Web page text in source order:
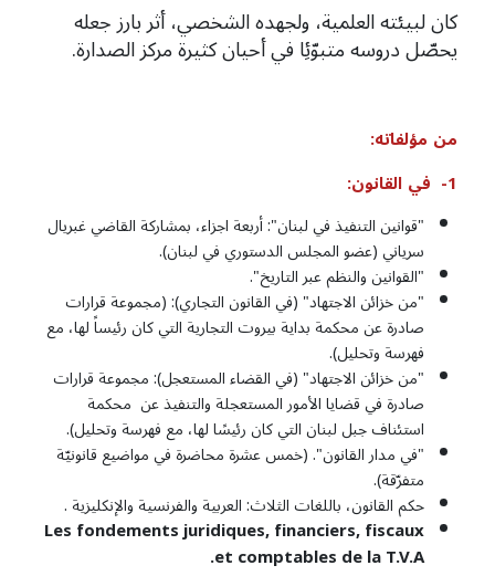
كان لبيئته العلمية، ولجهده الشخصي، أثر بارز جعله
يحصّل دروسه متبوّئِا في أحيان كثيرة مركز الصدارة.
من مؤلفاته:
1- في القانون:
"قوانين التنفيذ في لبنان": أربعة اجزاء، بمشاركة القاضي غبريال
سرياني (عضو المجلس الدستوري في لبنان).
"القوانين والنظم عبر التاريخ".
"من خزائن الاجتهاد" (في القانون التجاري): (مجموعة قرارات
صادرة عن محكمة بداية بيروت التجارية التي كان رئيساً لها، مع
فهرسة وتحليل).
"من خزائن الاجتهاد" (في القضاء المستعجل): مجموعة قرارات
صادرة في قضايا الأمور المستعجلة والتنفيذ عن محكمة
استئناف جبل لبنان التي كان رئيسًا لها، مع فهرسة وتحليل).
"في مدار القانون". (خمس عشرة محاضرة في مواضيع قانونيّة
متفرّقة).
حكم القانون، باللغات الثلاث: العربية والفرنسية والإنكليزية .
Les fondements juridiques, financiers, fiscaux
et comptables de la T.V.A.